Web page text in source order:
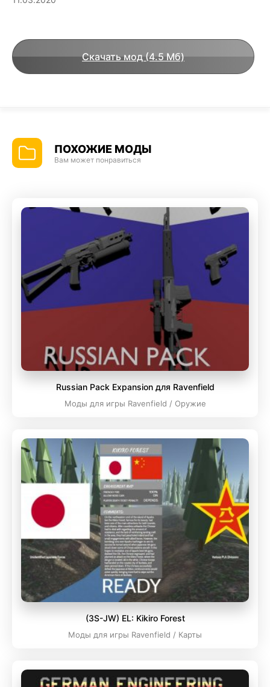
Скачать мод (4.5 Мб)
ПОХОЖИЕ МОДЫ
Вам может понравиться
Russian Pack Expansion для Ravenfield
Моды для игры Ravenfield / Оружие
(3S-JW) EL: Kikiro Forest
Моды для игры Ravenfield / Карты